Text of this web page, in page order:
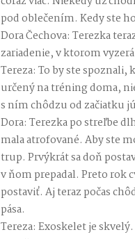
pod oblečením. Kedy ste
Dora Čechova: Terezka
zariadenie, v ktorom
Tereza: To by ste spoznali,
určený na tréning doma,
s ním chôdzu od začiatku
Dora: Terezka po streľbe
mala atrofované. Aby ste
trup. Prvýkrát sa doň
v ňom prepadal. Preto rok
postaviť. Aj teraz počas
pása.
Tereza: Exoskelet je